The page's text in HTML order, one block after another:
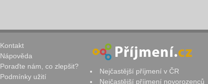
Kontakt
Nápověda
Poraďte nám, co zlepšit?
Podmínky užití
Nejčastější příjmení v ČR
Nejčastější příjmení novorozenců